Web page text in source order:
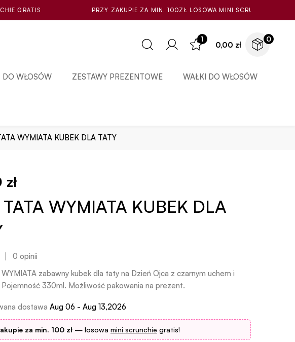
PRZY ZAKUPIE ZA MIN. 100ZŁ LOSOWA MINI SCRUNCHIE GRATIS
1
0,00 zł
0
DO WŁOSÓW ZESTAWY PREZENTOWE WAŁKI DO WŁOSÓW
WYMIATA KUBEK DLA TATY
zł
WYMIATA KUBEK DLA
0 opinii
zabawny kubek dla taty na Dzień Ojca z czarnym uchem i
330ml. Możliwość pakowania na prezent.
dostawa Aug 06 - Aug 13,2026
za min. 100 zł— losowa mini scrunchie gratis!